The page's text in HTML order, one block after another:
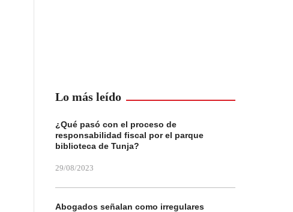
Lo más leído
¿Qué pasó con el proceso de
responsabilidad fiscal por el parque
biblioteca de Tunja?
29/08/2023
Abogados señalan como irregulares